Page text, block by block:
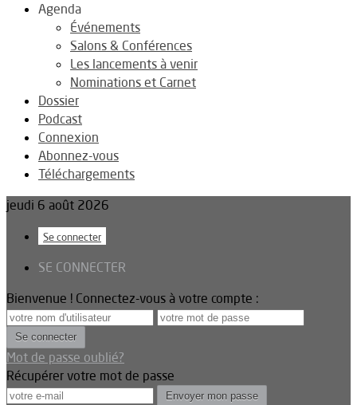
Agenda
Événements
Salons & Conférences
Les lancements à venir
Nominations et Carnet
Dossier
Podcast
Connexion
Abonnez-vous
Téléchargements
jeudi 6 août 2026
Se connecter
SE CONNECTER
Bienvenue ! Connectez-vous à votre compte :
Mot de passe oublié?
Récupérer votre mot de passe